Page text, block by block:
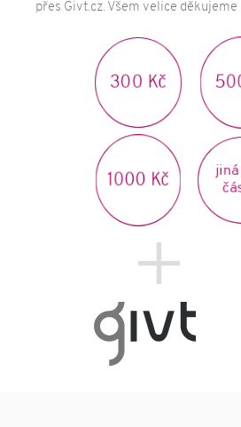
přes Givt.cz. Všem velice
300 Kč
1000 Kč
jiná